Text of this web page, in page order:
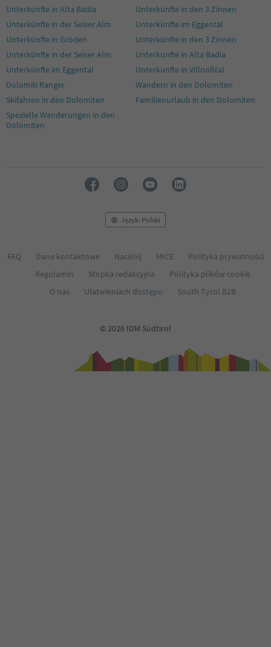
46
47
48
49
51
52
53
54
55
Unterkünfte in Alta Badia
Unterkünfte in den 3 Zinnen
Unterkünfte in der Seiser Alm
Unterkünfte im Eggental
Unterkünfte in Gröden
Unterkünfte in den 3 Zinnen
Unterkünfte in der Seiser Alm
Unterkünfte in Alta Badia
Unterkünfte im Eggental
Unterkünfte in Villnößtal
Dolomiti Ranger
Wandern in den Dolomiten
Skifahren in den Dolomiten
Familienurlaub in den Dolomiten
Spezielle Wanderungen in den
Dolomiten
Język: Polski
FAQ Dane kontaktowe Naciśnij MICE
Polityka prywatności
Regulamin
Stopka redakcyjna
Polityka plików cookie
O nas
Ułatwieniach dostępu South Tyrol B2B
© 2026 IDM Südtirol